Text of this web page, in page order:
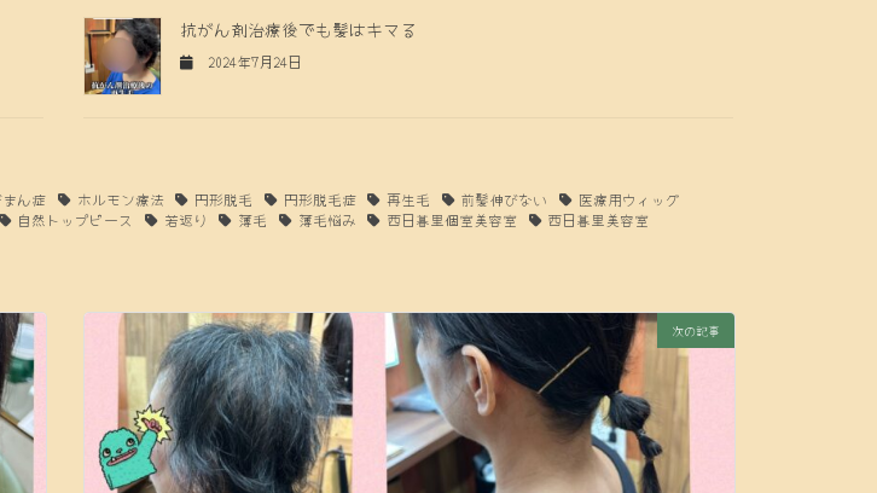
抗がん剤治療後でも髪はキマる
2024年7月24日
まん症 ホルモン療法 円形脱毛 円形脱毛症 再生毛 前髪伸びない
医療用ウィッグ
自然トップピース 若返り 薄毛 薄毛悩み 西日暮里個室美容室
西日暮里美容室
次の記事